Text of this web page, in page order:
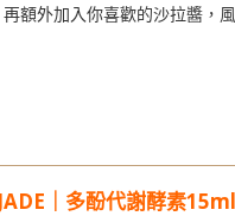
額外加入你喜歡的沙拉醬，
｜多酚代謝酵素